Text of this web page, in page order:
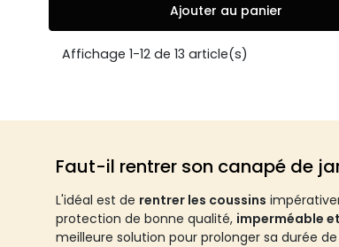
Ajouter au panier
Affichage 1-12 de 13 article(s)
Faut-il rentrer son canapé de
L'idéal est de rentrer les coussins
protection de bonne qualité, imperméable
meilleure solution pour prolonger sa durée de